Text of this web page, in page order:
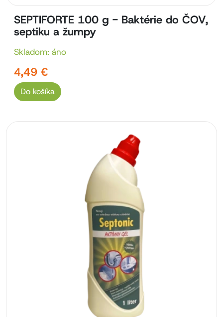
SEPTIFORTE 100 g - Baktérie do ČOV,
septiku a žumpy
Skladom: áno
4,49 €
Do košíka